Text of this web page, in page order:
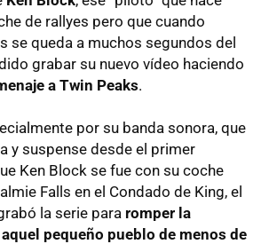
de rallyes pero que cuando
se queda a muchos segundos del
grabar su nuevo vídeo haciendo
a Twin Peaks.
por su banda sonora, que
y suspense desde el primer
Ken Block se fue con su coche
Falls en el Condado de King, el
la serie para romper la
pequeño pueblo de menos de